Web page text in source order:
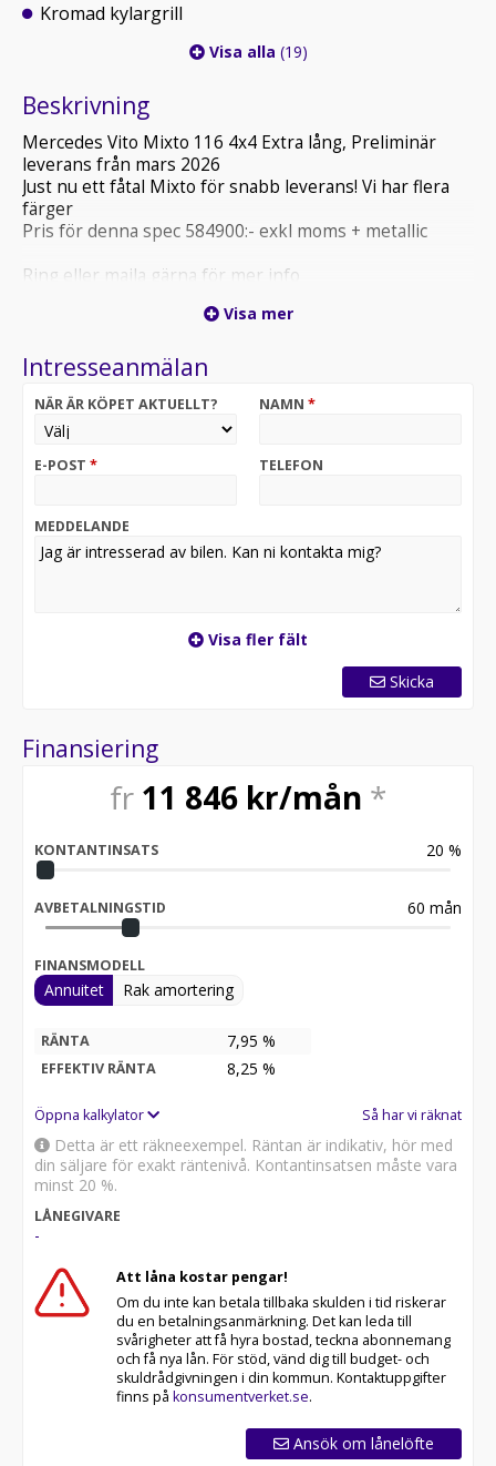
Kromad kylargrill
Visa alla (19)
Beskrivning
Mercedes Vito Mixto 116 4x4 Extra lång, Preliminär
leverans från mars 2026
Just nu ett fåtal Mixto för snabb leverans! Vi har flera
färger
Pris för denna spec 584900:- exkl moms + metallic
Ring eller maila gärna för mer info
Visa mer
Intresseanmälan
NÄR ÄR KÖPET AKTUELLT? NAMN *
E-POST * TELEFON
MEDDELANDE
Visa fler fält
Skicka
Finansiering
fr 11 846 kr/mån *
KONTANTINSATS 20 %
AVBETALNINGSTID 60 mån
FINANSMODELL
Annuitet Rak amortering
RÄNTA 7,95 %
EFFEKTIV RÄNTA 8,25 %
Öppna kalkylator Så har vi räknat
Detta är ett räkneexempel. Räntan är indikativ, hör med
din säljare för exakt räntenivå. Kontantinsatsen måste vara
minst 20 %.
LÅNEGIVARE
-
Att låna kostar pengar!
Om du inte kan betala tillbaka skulden i tid riskerar
du en betalningsanmärkning. Det kan leda till
svårigheter att få hyra bostad, teckna abonnemang
och få nya lån. För stöd, vänd dig till budget- och
skuldrådgivningen i din kommun. Kontaktuppgifter
finns på konsumentverket.se.
Ansök om lånelöfte